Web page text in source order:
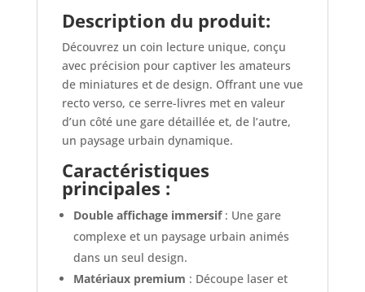
Description du produit:
Découvrez un coin lecture unique, conçu
avec précision pour captiver les amateurs
de miniatures et de design. Offrant une vue
recto verso, ce serre-livres met en valeur
d’un côté une gare détaillée et, de l’autre,
un paysage urbain dynamique.
Caractéristiques
principales :
Double affichage immersif: Une gare
complexe et un paysage urbain animés
dans un seul design.
Matériaux premium : Découpe laser et